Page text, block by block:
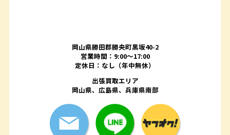
岡山県勝田郡勝央町黒坂40-2
営業時間：9:00～17:00
定休日：なし（年中無休）
出張買取エリア
岡山県、広島県、兵庫県南部